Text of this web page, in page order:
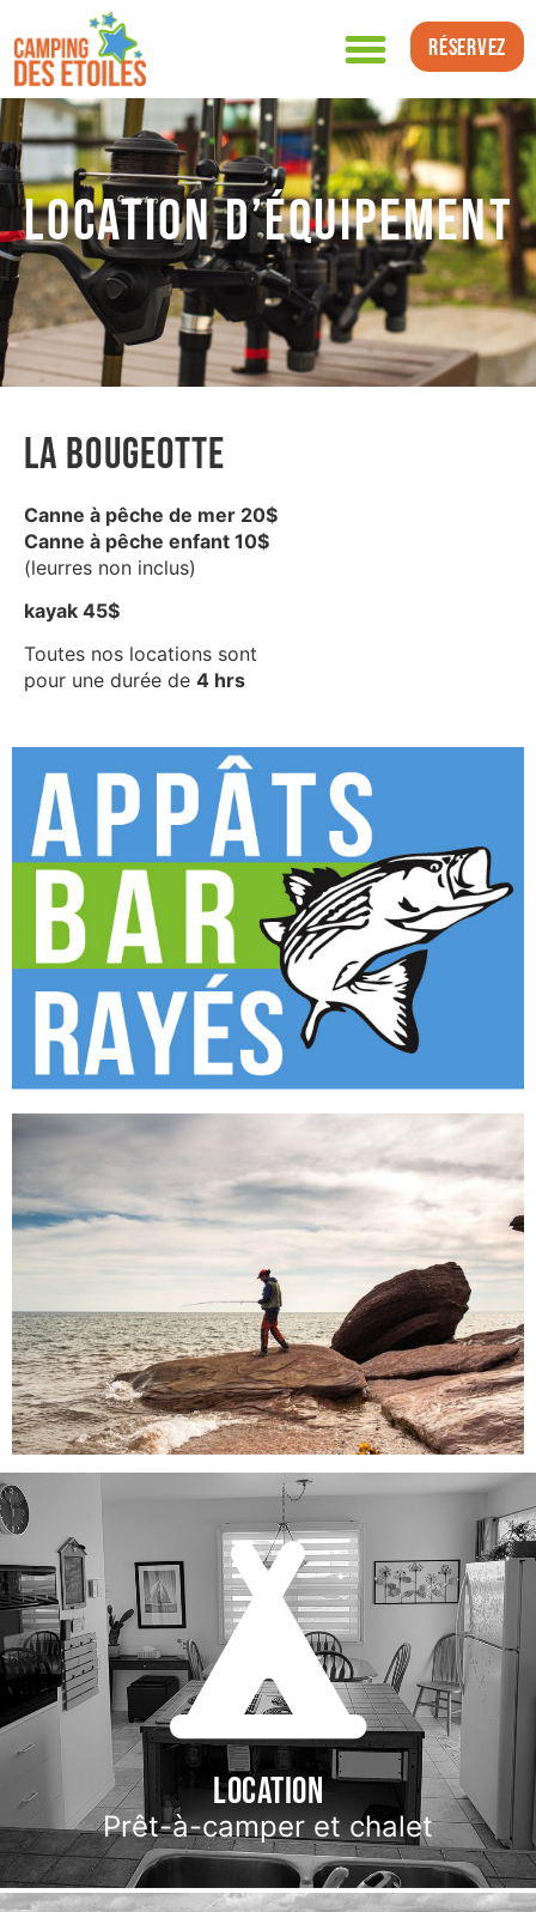
Réservez
Location d’équipement
la bougeotte
Canne à pêche de mer 20$
Canne à pêche enfant 10$
(leurres non inclus)
kayak 45$
Toutes nos locations sont
pour une durée de 4 hrs
Location
Prêt-à-camper et chalet